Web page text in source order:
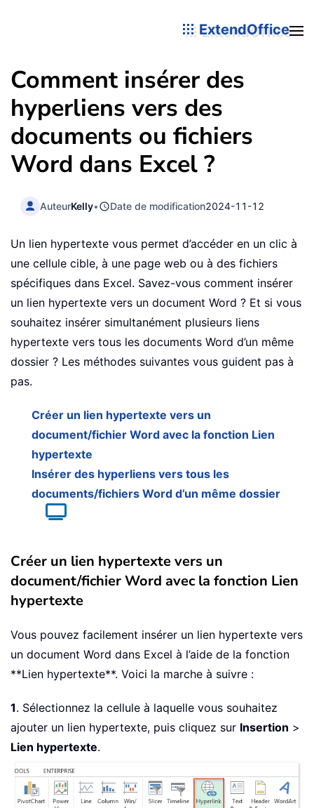
ExtendOffice
Comment insérer des
hyperliens vers des
documents ou fichiers
Word dans Excel ?
AuteurKelly• Date de modification2024-11-12
Un lien hypertexte vous permet d’accéder en un clic à
une cellule cible, à une page web ou à des fichiers
spécifiques dans Excel. Savez-vous comment insérer
un lien hypertexte vers un document Word ? Et si vous
souhaitez insérer simultanément plusieurs liens
hypertexte vers tous les documents Word d’un même
dossier ? Les méthodes suivantes vous guident pas à
pas.
Créer un lien hypertexte vers un
document/fichier Word avec la fonction Lien
hypertexte
Insérer des hyperliens vers tous les
documents/fichiers Word d’un même dossier
Créer un lien hypertexte vers un
document/fichier Word avec la fonction Lien
hypertexte
Vous pouvez facilement insérer un lien hypertexte vers
un document Word dans Excel à l’aide de la fonction
**Lien hypertexte**. Voici la marche à suivre :
1. Sélectionnez la cellule à laquelle vous souhaitez
ajouter un lien hypertexte, puis cliquez sur Insertion >
Lien hypertexte.